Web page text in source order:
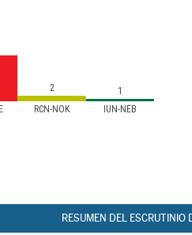
RCN-NOK IUN-NEB
2 1
RESUMEN DEL ESCRUTINIO